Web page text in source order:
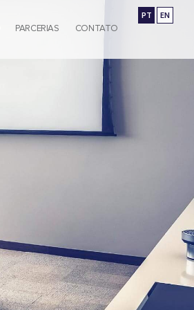
PT EN
PARCERIAS CONTATO